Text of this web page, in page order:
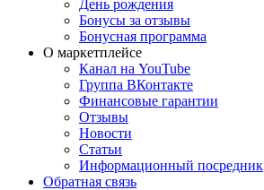
День рождения
Бонусы за отзывы
Бонусная программа
О маркетплейсе
Канал на YouTube
Группа ВКонтакте
Финансовые гарантии
Отзывы
Новости
Статьи
Информационный посредник
Обратная связь